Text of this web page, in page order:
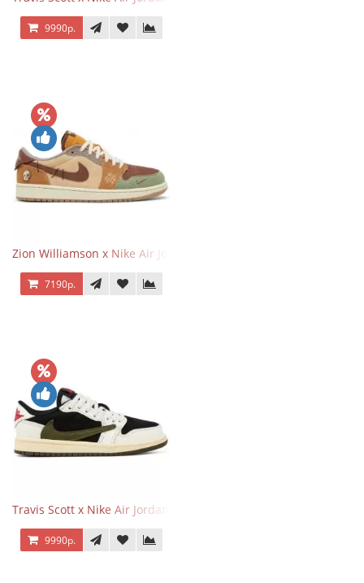
9990р.
Zion Williamson x Nike Air Jordan 1 Retro Low OG Voodoo
7190р.
Travis Scott x Nike Air Jordan 1 Retro Low OG SP Olive
9990р.